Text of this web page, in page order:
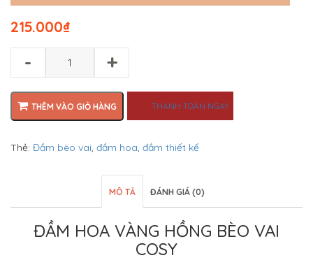
₫
215.000
- +
THÊM VÀO GIỎ HÀNG THANH TOÁN NGAY
Thẻ: Đầm bèo vai, đầm hoa, đầm thiết kế
MÔ TẢ ĐÁNH GIÁ (0)
ĐẦM HOA VÀNG HỒNG BÈO VAI
COSY